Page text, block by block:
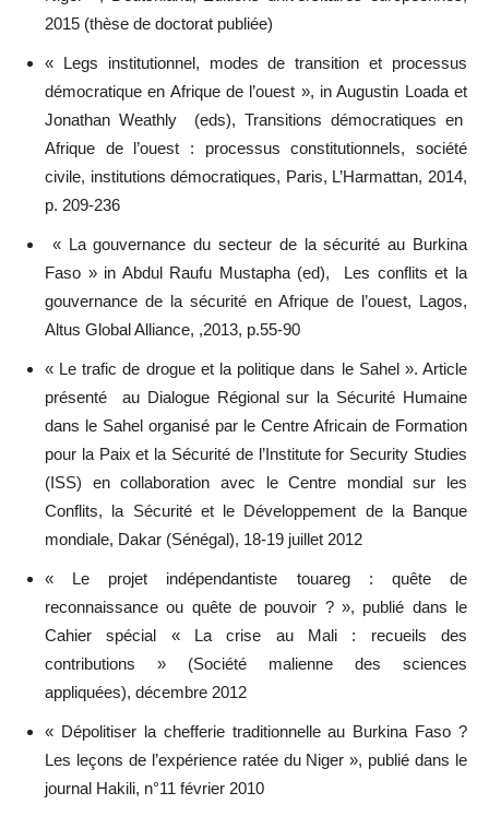
2015 (thèse de doctorat publiée)
« Legs institutionnel, modes de transition et processus
démocratique en Afrique de l’ouest », in Augustin Loada et
Jonathan Weathly (eds), Transitions démocratiques en
Afrique de l’ouest : processus constitutionnels, société
civile, institutions démocratiques, Paris, L’Harmattan, 2014,
p. 209-236
« La gouvernance du secteur de la sécurité au Burkina
Faso » in Abdul Raufu Mustapha (ed), Les conflits et la
gouvernance de la sécurité en Afrique de l’ouest, Lagos,
Altus Global Alliance, ,2013, p.55-90
« Le trafic de drogue et la politique dans le Sahel ». Article
présenté au Dialogue Régional sur la Sécurité Humaine
dans le Sahel organisé par le Centre Africain de Formation
pour la Paix et la Sécurité de l’Institute for Security Studies
(ISS) en collaboration avec le Centre mondial sur les
Conflits, la Sécurité et le Développement de la Banque
mondiale, Dakar (Sénégal), 18-19 juillet 2012
« Le projet indépendantiste touareg : quête de
reconnaissance ou quête de pouvoir ? », publié dans le
Cahier spécial « La crise au Mali : recueils des
contributions » (Société malienne des sciences
appliquées), décembre 2012
« Dépolitiser la chefferie traditionnelle au Burkina Faso ?
Les leçons de l’expérience ratée du Niger », publié dans le
journal Hakili, n°11 février 2010